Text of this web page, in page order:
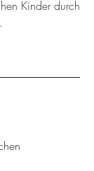
Kinder durch